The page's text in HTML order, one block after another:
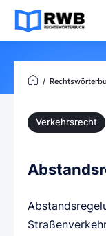
Verkehrsrecht